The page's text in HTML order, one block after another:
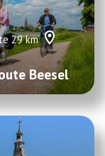
29 km
Beesel